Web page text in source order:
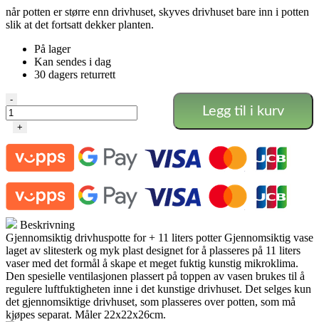
når potten er større enn drivhuset, skyves drivhuset bare inn i potten
slik at det fortsatt dekker planten.
På lager
Kan sendes i dag
30 dagers returrett
Drivhus
for
Potter
-
+
Legg til i kurv
Beskrivning
Gjennomsiktig drivhuspotte for + 11 liters potter Gjennomsiktig vase
laget av slitesterk og myk plast designet for å plasseres på 11 liters
vaser med det formål å skape et meget fuktig kunstig mikroklima.
Den spesielle ventilasjonen plassert på toppen av vasen brukes til å
regulere luftfuktigheten inne i det kunstige drivhuset. Det selges kun
det gjennomsiktige drivhuset, som plasseres over potten, som må
kjøpes separat. Måler 22x22x26cm.